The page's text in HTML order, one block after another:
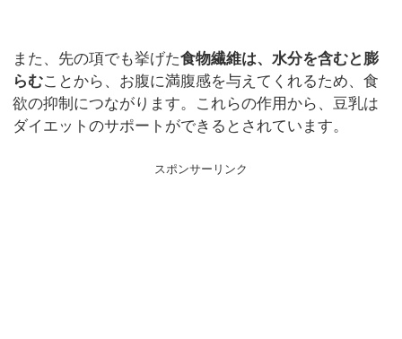
また、先の項でも挙げた食物繊維は、水分を含むと膨
らむことから、お腹に満腹感を与えてくれるため、食
欲の抑制につながります。これらの作用から、豆乳は
ダイエットのサポートができるとされています。
スポンサーリンク